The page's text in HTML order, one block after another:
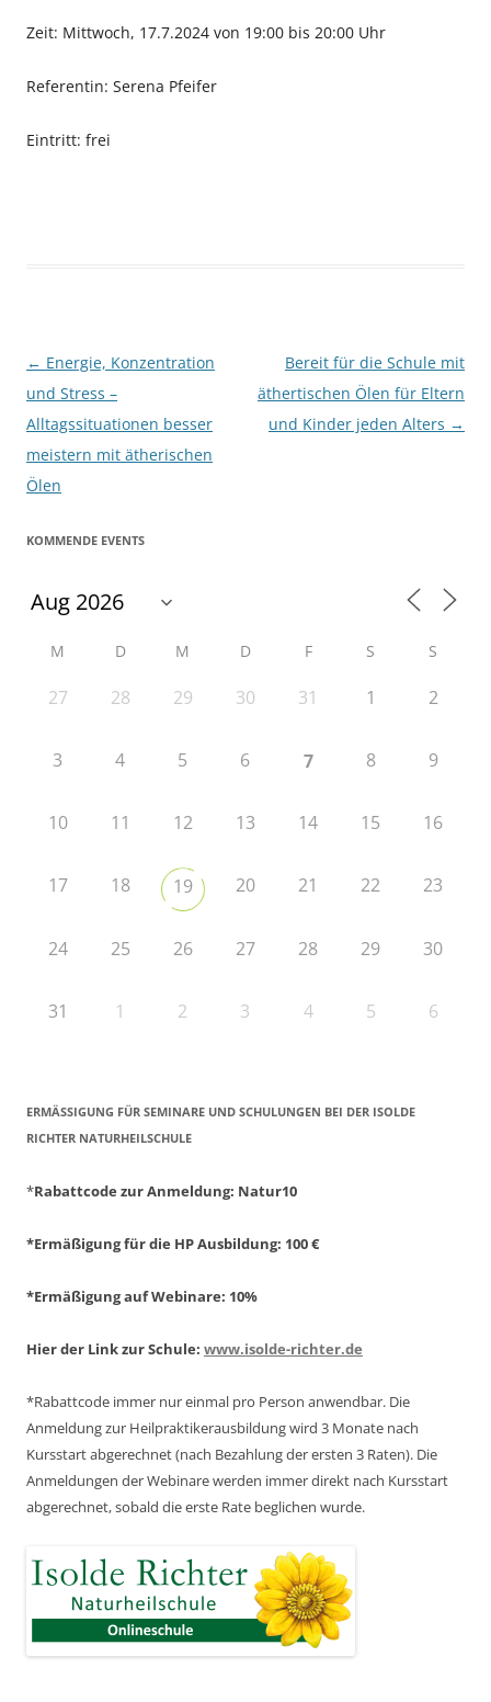
Zeit: Mittwoch, 17.7.2024 von 19:00 bis 20:00 Uhr
Referentin: Serena Pfeifer
Eintritt: frei
Beitragsnavigation
← Energie, Konzentration
und Stress –
Alltagssituationen besser
meistern mit ätherischen
Ölen
Bereit für die Schule mit
äthertischen Ölen für Eltern
und Kinder jeden Alters →
KOMMENDE EVENTS
M D M D F S S
27 28 29 30 31 1 2
3 4 5 6 7 8 9
10 11 12 13 14 15 16
17 18 19 20 21 22 23
24 25 26 27 28 29 30
31 1 2 3 4 5 6
ERMÄSSIGUNG FÜR SEMINARE UND SCHULUNGEN BEI DER ISOLDE R
ICHTER NATURHEILSCHULE
*Rabattcode zur Anmeldung: Natur10
*Ermäßigung für die HP Ausbildung: 100 €
*Ermäßigung auf Webinare: 10%
Hier der Link zur Schule: www.isolde-richter.de
*Rabattcode immer nur einmal pro Person anwendbar. Die
Anmeldung zur Heilpraktikerausbildung wird 3 Monate nach
Kursstart abgerechnet(nach Bezahlung der ersten 3 Raten). Die
Anmeldungen der Webinare werden immer direkt nach Kursstart
abgerechnet,sobald die erste Rate beglichen wurde.